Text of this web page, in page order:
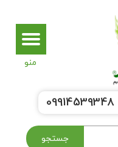
جستجو
09914539348